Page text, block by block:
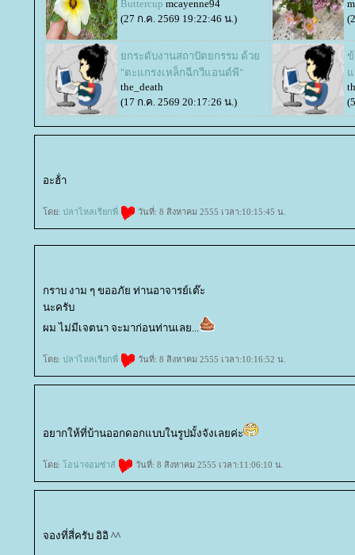
Buttercup mcayenne94
(27 ก.ค. 2569 19:22:46 น.)
กระดับงานสถาปัตยกรรม ด้ว
"ตะแกรงเหล็กฉีกวีแอนด์พี"
the_death
(17 ก.ค. 2569 20:17:26 น.)
อะฮ้่า
ดย: ปลาไหลเรียกพี่ วันที่: 8 สิงหาคม 2555 เวลา:10:15:45 น.
กราบ งาม ๆ ขออภัย ท่านอาจารย์เต๊ะ
นะครับ
ผม ไม่มีเจตนา จะมาก่อนท่านเลย...
ดย: ปลาไหลเรียกพี่ วันที่: 8 สิงหาคม 2555 เวลา:10:16:52 น.
อยากให้ที่บ้านออกดอกแบบในรูปมั้งจังเลยค่ะ
ดย: อน่าจอมซ่าส์ วันที่: 8 สิงหาคม 2555 เวลา:11:06:10 น.
จองที่สี่ครับ อิอิ ^^